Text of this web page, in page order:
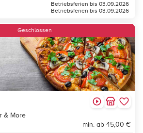
Betriebsferien bis 03.09.2026
Betriebsferien bis 03.09.2026
Geschlossen
& More
min. ab 45,00 €